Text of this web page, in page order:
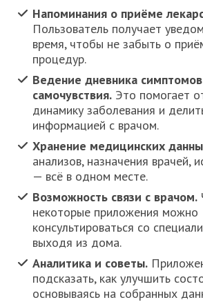
Напоминания о приёме
Пользователь получает
время, чтобы не забыть о
процедур.
Ведение дневника
самочувствия. Это помогает
динамику заболевания и
информацией с врачом.
Хранение медицинских
анализов, назначения врачей,
— всё в одном месте.
Возможность связи с врачом.
некоторые приложения можно
консультироваться со
выходя из дома.
Аналитика и советы.
подсказать, как улучшить
основываясь на собранных